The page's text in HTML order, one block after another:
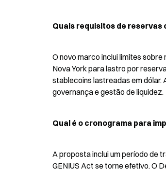
Quais requisitos de reservas
O novo marco inclui limites
Nova York para lastro por
stablecoins lastreadas em
governança e gestão de liquidez.
Qual é o cronograma para
A proposta inclui um período de
GENIUS Act se torne efetivo. O